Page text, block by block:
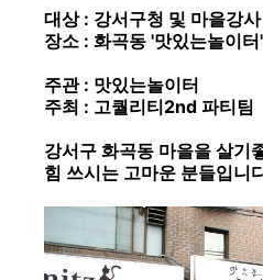
대상 : 강서구청 및 마을강사
장소 : 화곡동 '맛있는놀이터'
주관 : 맛있는놀이터
주최 : 고퀄리티2nd 파티팀
강서구 화곡동 마을을 살기
힘 쓰시는 고마운 분들입니